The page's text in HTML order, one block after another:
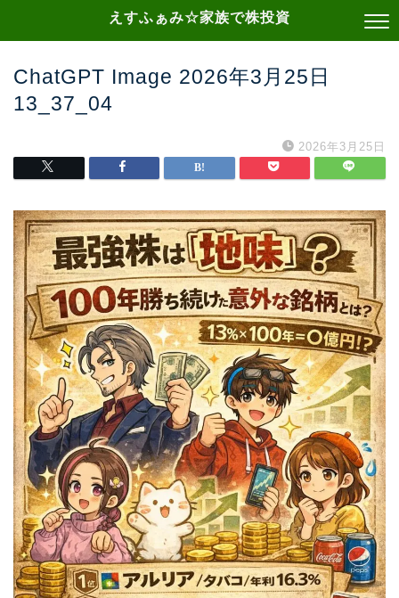
えすふぁみ☆家族で株投資
ChatGPT Image 2026年3月25日
13_37_04
2026年3月25日